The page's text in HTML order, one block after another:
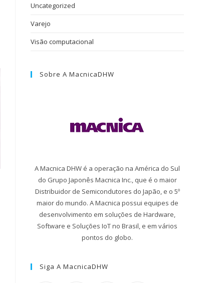
Uncategorized
Varejo
Visão computacional
Sobre A MacnicaDHW
A Macnica DHW é a operação na América do Sul
do Grupo Japonês Macnica Inc., que é o maior
Distribuidor de Semicondutores do Japão, e o 5º
maior do mundo. A Macnica possui equipes de
desenvolvimento em soluções de Hardware,
Software e Soluções IoT no Brasil, e em vários
pontos do globo.
Siga A MacnicaDHW